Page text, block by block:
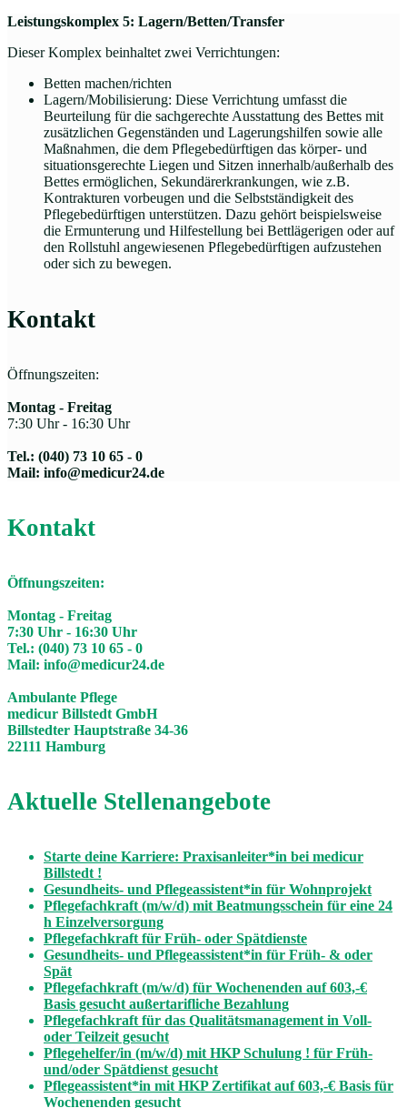
Leistungskomplex 5: Lagern/Betten/Transfer
Dieser Komplex beinhaltet zwei Verrichtungen:
Betten machen/richten
Lagern/Mobilisierung: Diese Verrichtung umfasst die
Beurteilung für die sachgerechte Ausstattung des Bettes mit
zusätzlichen Gegenständen und Lagerungshilfen sowie alle
Maßnahmen, die dem Pflegebedürftigen das körper- und
situationsgerechte Liegen und Sitzen innerhalb/außerhalb des
Bettes ermöglichen, Sekundärerkrankungen, wie z.B.
Kontrakturen vorbeugen und die Selbstständigkeit des
Pflegebedürftigen unterstützen. Dazu gehört beispielsweise
die Ermunterung und Hilfestellung bei Bettlägerigen oder auf
den Rollstuhl angewiesenen Pflegebedürftigen aufzustehen
oder sich zu bewegen.
Kontakt
Öffnungszeiten:
Montag - Freitag
7:30 Uhr - 16:30 Uhr
Tel.: (040) 73 10 65 - 0
Mail: info@medicur24.de
Kontakt
Öffnungszeiten:
Montag - Freitag
7:30 Uhr - 16:30 Uhr
Tel.: (040) 73 10 65 - 0
Mail: info@medicur24.de
Ambulante Pflege
medicur Billstedt GmbH
Billstedter Hauptstraße 34-36
22111 Hamburg
Aktuelle Stellenangebote
Starte deine Karriere: Praxisanleiter*in bei medicur
Billstedt !
Gesundheits- und Pflegeassistent*in für Wohnprojekt
Pflegefachkraft (m/w/d) mit Beatmungsschein für eine 24
h Einzelversorgung
Pflegefachkraft für Früh- oder Spätdienste
Gesundheits- und Pflegeassistent*in für Früh- & oder
Spät
Pflegefachkraft (m/w/d) für Wochenenden auf 603,-€
Basis gesucht außertarifliche Bezahlung
Pflegefachkraft für das Qualitätsmanagement in Voll-
oder Teilzeit gesucht
Pflegehelfer/in (m/w/d) mit HKP Schulung ! für Früh-
und/oder Spätdienst gesucht
Pflegeassistent*in mit HKP Zertifikat auf 603,-€ Basis für
Wochenenden gesucht